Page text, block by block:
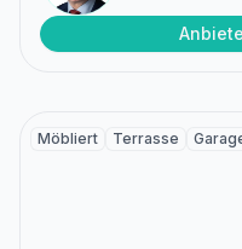
Möbliert Terrasse